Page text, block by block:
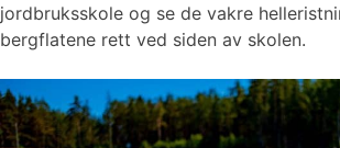
jordbruksskole og se de vakre
bergflatene rett ved siden av skolen.